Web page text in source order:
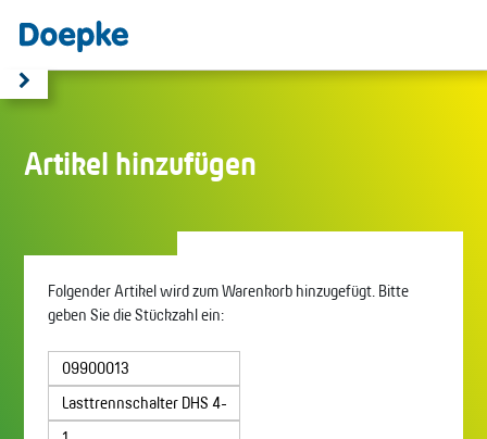
Artikel hinzufügen
Folgender Artikel wird zum Warenkorb hinzugefügt. Bitte
geben Sie die Stückzahl ein: